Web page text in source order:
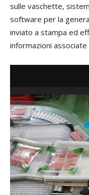
sulle vaschette,
software per la
inviato a stampa ed
informazioni associate